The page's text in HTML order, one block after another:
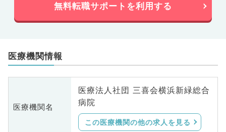
無料転職サポートを利用する
医療機関情報
医療機関名
医療法人社団 三喜会横浜新緑総合
病院
この医療機関の他の求人を見る